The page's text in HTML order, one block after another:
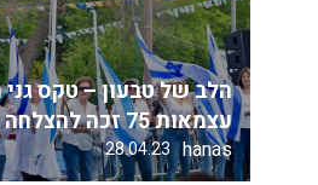
הלב של טבעון – טקס גני
עצמאות 75 זכה להצלחה רבה גם השנה
hanas
28.04.23